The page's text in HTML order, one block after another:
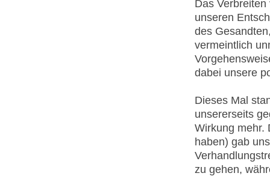
Das
unseren
des
vermeintlich
dabei unsere
Dieses Mal
unsererseits
Wirkung mehr.
haben) gab
zu gehen,